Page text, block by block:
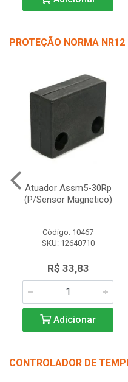
PROTEÇÃO NORMA NR12
Atuador Assm5-30Rp
(P/Sensor Magnetico)
Código: 10467
SKU: 12640710
R$ 33,83
Adicionar
CONTROLADOR DE